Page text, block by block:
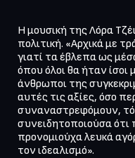
Η μουσική της Λόρα
πολιτική. «Αρχικά με
γιατί τα έβλεπα ως
όπου όλοι θα ήταν
άνθρωποι της
αυτές τις αξίες, όσο
συναναστρεφόμουν,
συνειδητοποιούσα
προνομιούχα λευκά
τον ιδεαλισμό».